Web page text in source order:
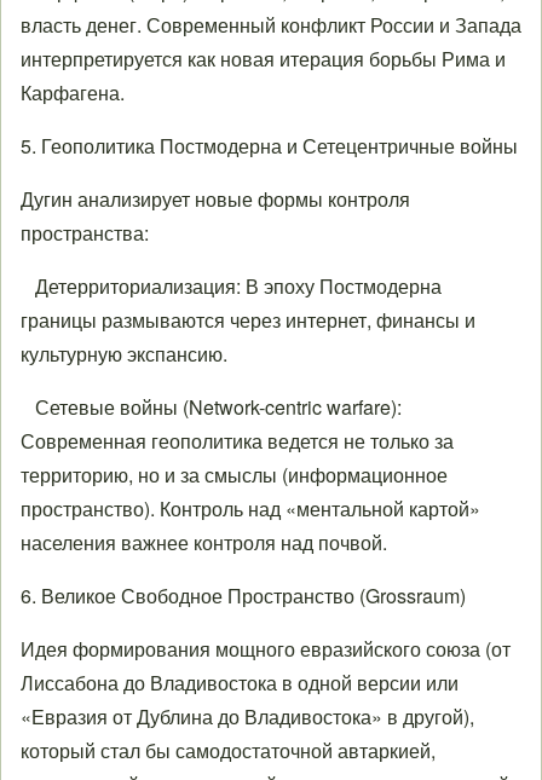
власть денег. Современный конфликт России и Запада
интерпретируется как новая итерация борьбы Рима и
Карфагена.
5. Геополитика Постмодерна и Сетецентричные войны
Дугин анализирует новые формы контроля
пространства:
Детерриториализация: В эпоху Постмодерна
границы размываются через интернет, финансы и
культурную экспансию.
Сетевые войны (Network-centric warfare):
Современная геополитика ведется не только за
территорию, но и за смыслы (информационное
пространство). Контроль над «ментальной картой»
населения важнее контроля над почвой.
6. Великое Свободное Пространство (Grossraum)
Идея формирования мощного евразийского союза (от
Лиссабона до Владивостока в одной версии или
«Евразия от Дублина до Владивостока» в другой),
который стал бы самодостаточной автаркией,